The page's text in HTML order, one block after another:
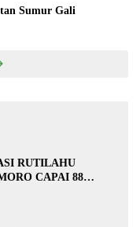
Sumur Gali
RUTILAHU
CAPAI 88